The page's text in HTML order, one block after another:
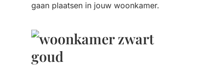
gaan plaatsen in jouw woonkamer.